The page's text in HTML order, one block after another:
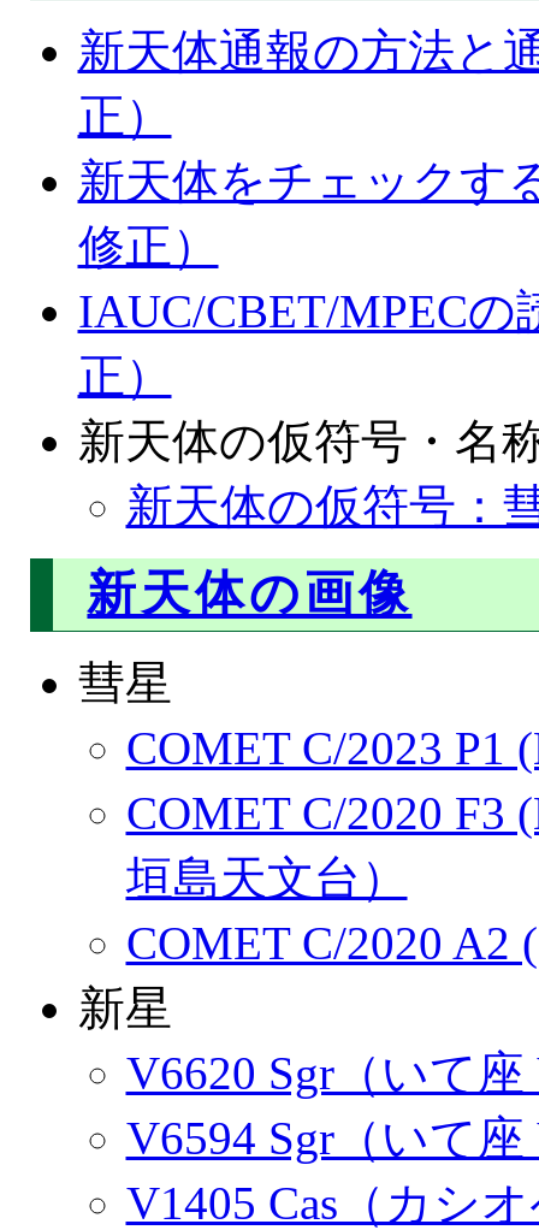
新天体通報の方法と
正）
新天体をチェックす
修正）
IAUC/CBET/MPECの
正）
新天体の仮符号・名
新天体の仮符号：
新天体の画像
彗星
COMET C/2023 P1
COMET C/2020 F3
垣島天文台）
COMET C/2020 A2
新星
V6620 Sgr（いて
V6594 Sgr（いて
V1405 Cas（カシ